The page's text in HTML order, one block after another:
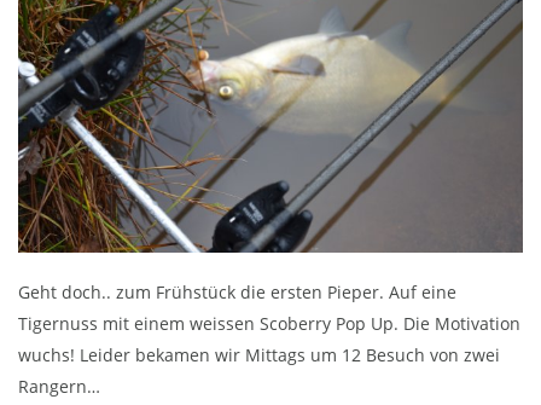
Geht doch.. zum Frühstück die ersten Pieper. Auf eine
Tigernuss mit einem weissen Scoberry Pop Up. Die Motivation
wuchs! Leider bekamen wir Mittags um 12 Besuch von zwei
Rangern…